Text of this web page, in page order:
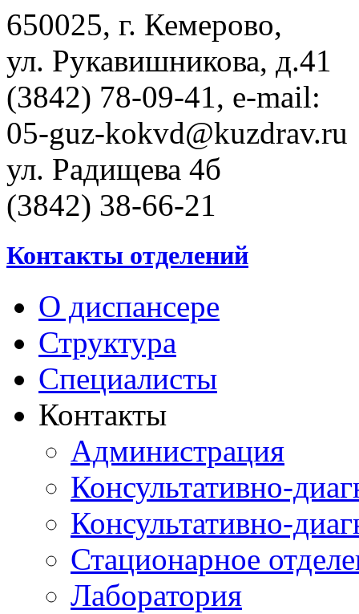
650025, г. Кемерово,
ул. Рукавишникова, д.41
(3842) 78-09-41, e-mail:
05-guz-kоkvd@kuzdrаv.ru
ул. Радищева 4б
(3842) 38-66-21
Контакты отделений
О диспансере
Структура
Специалисты
Контакты
Администрация
Консультативно-
Консультативно-
Стационарное
Лаборатория